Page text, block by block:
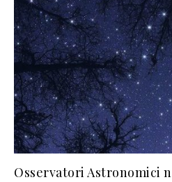
Osservatori Astronomici